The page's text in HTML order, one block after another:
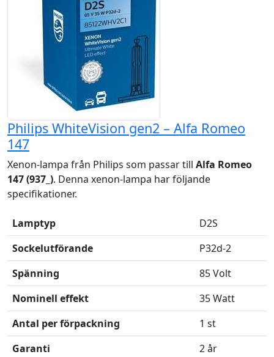
Philips WhiteVision gen2 – Alfa Romeo
147
Xenon-lampa från Philips som passar till Alfa Romeo
147 (937_). Denna xenon-lampa har följande
specifikationer.
Lamptyp
D2S
Sockelutförande
P32d-2
Spänning
85 Volt
Nominell effekt
35 Watt
Antal per förpackning
1 st
Garanti
2 år